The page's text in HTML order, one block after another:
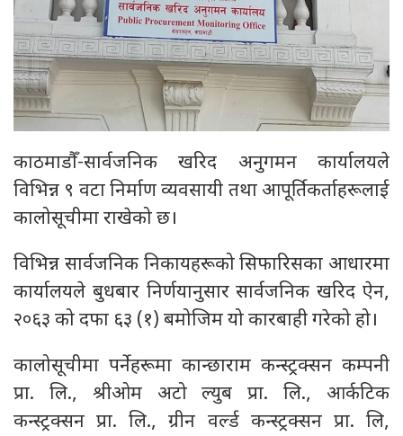
काठमाडौँ-सार्वजनिक खरिद अनुगमन कार्यालयले
विभिन्न ९ वटा निर्माण व्यवसायी तथा आपूर्तिकर्ताहरूलाई
कालोसूचीमा राखेको छ।
विभिन्न सार्वजनिक निकायहरूको सिफारिसका आधारमा
कार्यालयले बुधबार निर्णयानुसार सार्वजनिक खरिद ऐन,
२०६३ को दफा ६३ (१) बमोजिम यो कारबाही गरेको हो।
कालोसूचीमा पर्नेहरूमा कान्छाराम कन्स्ट्रक्सन कम्पनी
प्रा. लि., श्रीओम अटो ल्युब प्रा. लि., आर्कटिक
कन्स्ट्रक्सन प्रा. लि., ग्रीन वर्ल्ड कन्स्ट्रक्सन प्रा. लि,